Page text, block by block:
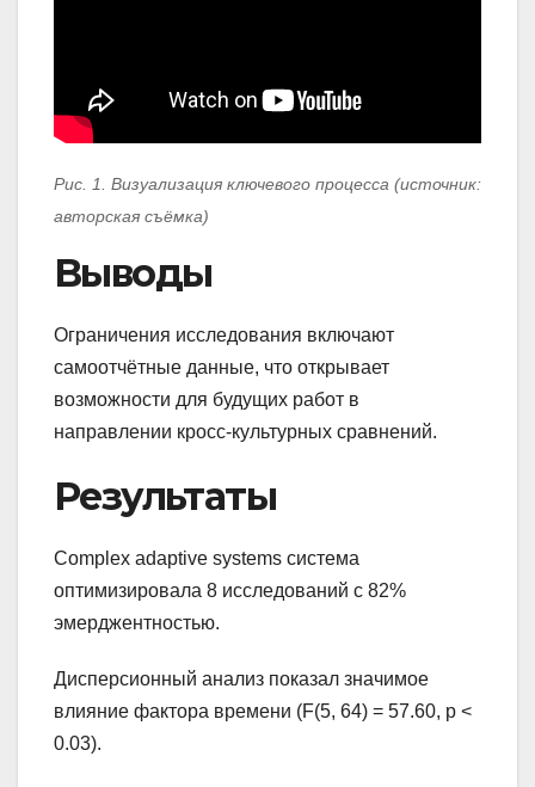
Рис. 1. Визуализация ключевого процесса (источник:
авторская съёмка)
Выводы
Ограничения исследования включают
самоотчётные данные, что открывает
возможности для будущих работ в
направлении кросс-культурных сравнений.
Результаты
Complex adaptive systems система
оптимизировала 8 исследований с 82%
эмерджентностью.
Дисперсионный анализ показал значимое
влияние фактора времени (F(5, 64) = 57.60, p <
0.03).